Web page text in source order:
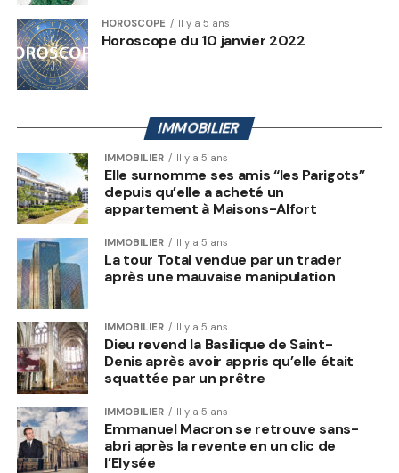
HOROSCOPE Il y a 5 ans
Horoscope du 10 janvier 2022
IMMOBILIER
IMMOBILIER Il y a 5 ans
Elle surnomme ses amis “les Parigots”
depuis qu’elle a acheté un
appartement à Maisons-Alfort
IMMOBILIER Il y a 5 ans
La tour Total vendue par un trader
après une mauvaise manipulation
IMMOBILIER Il y a 5 ans
Dieu revend la Basilique de Saint-
Denis après avoir appris qu’elle était
squattée par un prêtre
IMMOBILIER Il y a 5 ans
Emmanuel Macron se retrouve sans-
abri après la revente en un clic de
l’Elysée